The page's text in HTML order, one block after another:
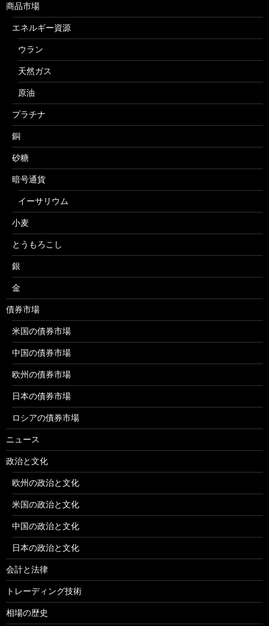
商品市場
エネルギー資源
ウラン
天然ガス
原油
プラチナ
銅
砂糖
暗号通貨
イーサリウム
小麦
とうもろこし
銀
金
債券市場
米国の債券市場
中国の債券市場
欧州の債券市場
日本の債券市場
ロシアの債券市場
ニュース
政治と文化
欧州の政治と文化
米国の政治と文化
中国の政治と文化
日本の政治と文化
会計と法律
トレーディング技術
相場の歴史